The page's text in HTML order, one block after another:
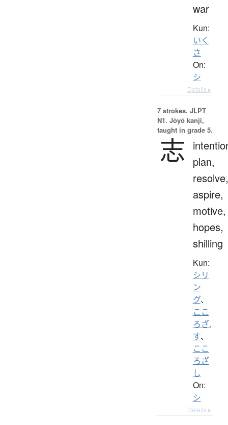
war
Kun:
いく
さ
On:
シ
Details ▸
7 strokes. JLPT
N1. Jōyō kanji,
taught in grade 5.
志
plan,
resolve,
aspire,
motive,
hopes,
shilling
Kun:
シリ
ン
グ、
ここ
ろざ.
す、
ここ
ろざ
し
On:
シ
Details ▸